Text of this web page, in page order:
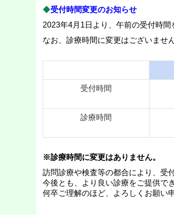
◆受付時間変更のお知らせ
2023年4月1日より、午前の受付時間
なお、診療時間に変更はございません
受付時間
診療時間
※診療時間に変更はありません。
訪問診療や検査等の都合により、受
今後とも、より良い診療をご提供で
何卒ご理解のほど、よろしくお願い